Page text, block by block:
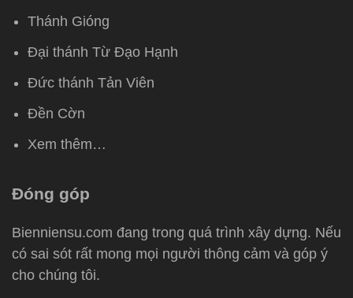
Thánh Gióng
Đại thánh Từ Đạo Hạnh
Đức thánh Tản Viên
Đền Cờn
Xem thêm…
Đóng góp
Bienniensu.com đang trong quá trình xây dựng. Nếu
có sai sót rất mong mọi người thông cảm và góp ý
cho chúng tôi.